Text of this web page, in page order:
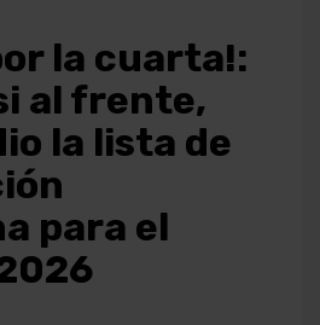
la cuarta!:
al frente,
la lista de
para el